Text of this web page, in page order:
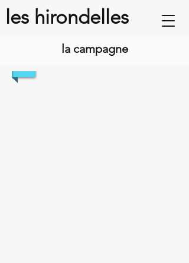
les hirondelles
la campagne